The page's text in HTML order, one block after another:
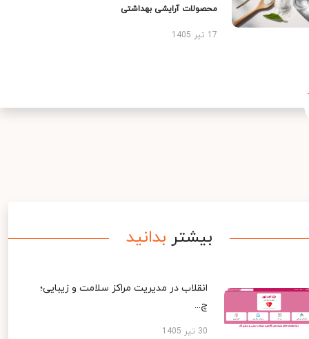
محصولات آرایشی بهداشتی
17 تیر 1405
بیشتر بدانید
انقلاب در مدیریت مراکز سلامت و زیبایی؛
چ...
30 تیر 1405